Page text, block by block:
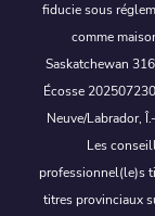
fiducie sous
comme
Saskatchewan
Écosse
Neuve/Labrador,
Les
professionnel(le)s
titres provinciaux